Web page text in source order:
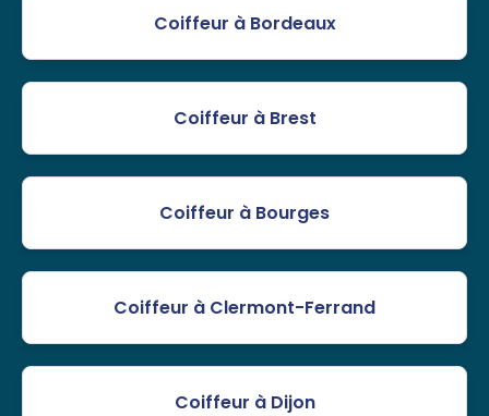
Coiffeur à Bordeaux
Coiffeur à Brest
Coiffeur à Bourges
Coiffeur à Clermont-Ferrand
Coiffeur à Dijon